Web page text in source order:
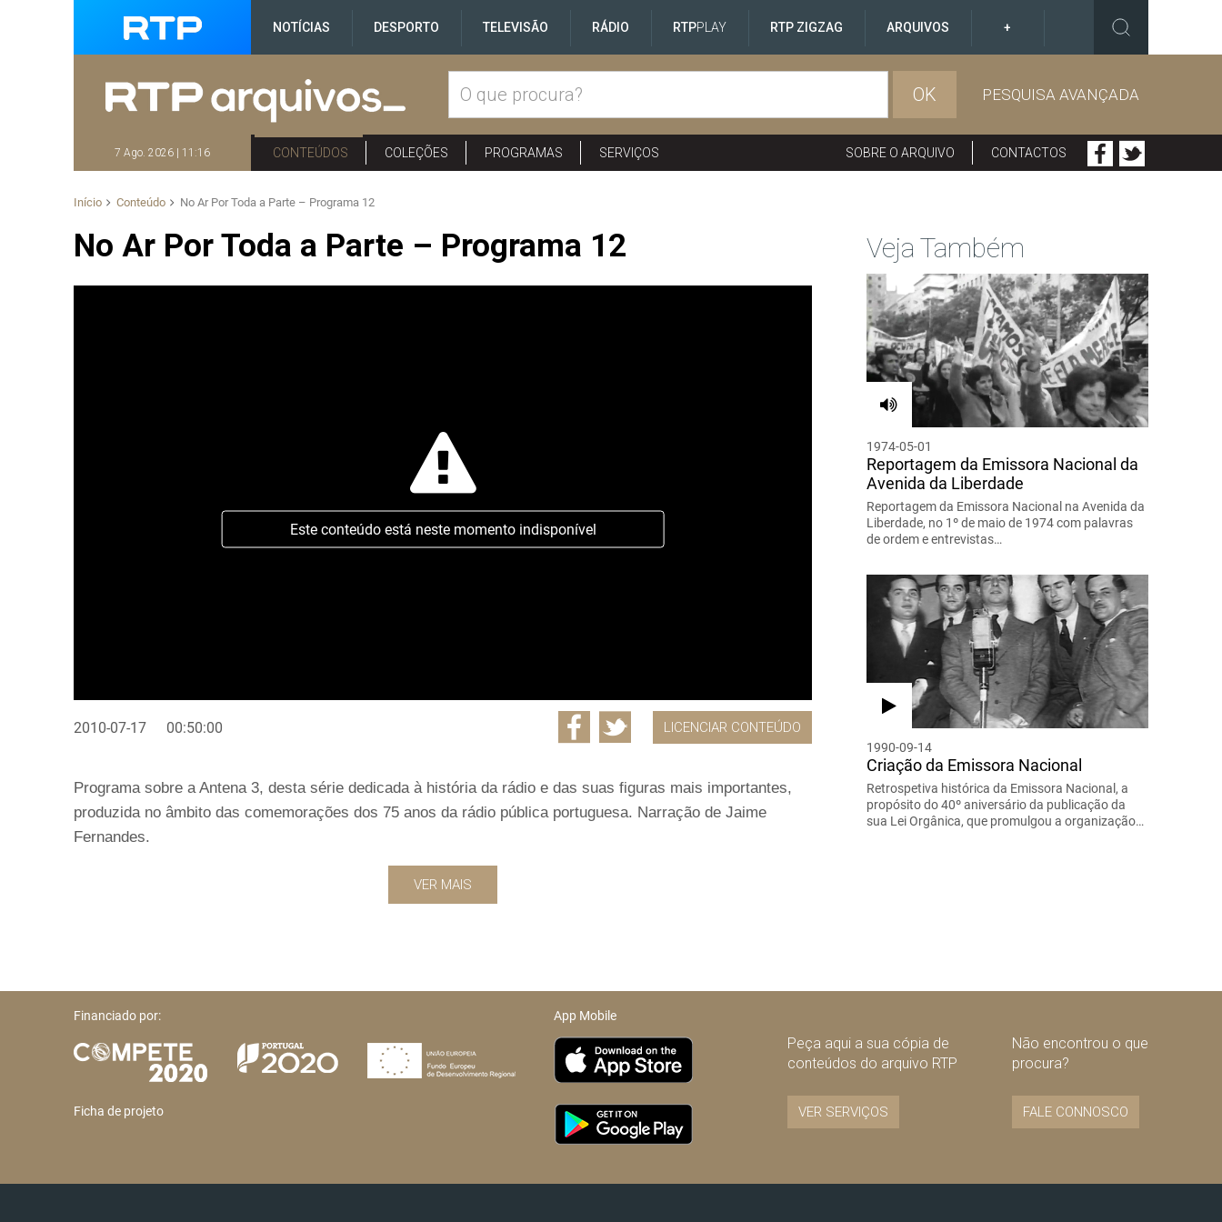
NOTÍCIAS DESPORTO TELEVISÃO RÁDIO RTPPLAY RTP ZIGZAG ARQUIVOS +
OK PESQUISA AVANÇADA
7 Ago. 2026 | 11:16 CONTEÚDOS COLEÇÕES PROGRAMAS SERVIÇOS SOBRE O ARQUIVO CONTACTOS
Início Conteúdo No Ar Por Toda a Parte – Programa 12
No Ar Por Toda a Parte – Programa 12
Este conteúdo está neste momento indisponível
2010-07-17 00:50:00 LICENCIAR CONTEÚDO
Programa sobre a Antena 3, desta série dedicada à história da rádio e das suas figuras mais importantes,
produzida no âmbito das comemorações dos 75 anos da rádio pública portuguesa. Narração de Jaime
Fernandes.
VER MAIS
Veja Também
1974-05-01
Reportagem da Emissora Nacional da
Avenida da Liberdade
Reportagem da Emissora Nacional na Avenida da
Liberdade, no 1º de maio de 1974 com palavras
de ordem e entrevistas…
1990-09-14
Criação da Emissora Nacional
Retrospetiva histórica da Emissora Nacional, a
propósito do 40º aniversário da publicação da
sua Lei Orgânica, que promulgou a organização…
Financiado por:
Ficha de projeto
App Mobile
Peça aqui a sua cópia de
conteúdos do arquivo RTP
VER SERVIÇOS
Não encontrou o que
procura?
FALE CONNOSCO